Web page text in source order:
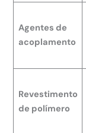
Agentes de
acoplamento
Revestimento
de polímero